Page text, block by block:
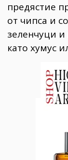
предястие
от чипса и
зеленчуци и
като хумус